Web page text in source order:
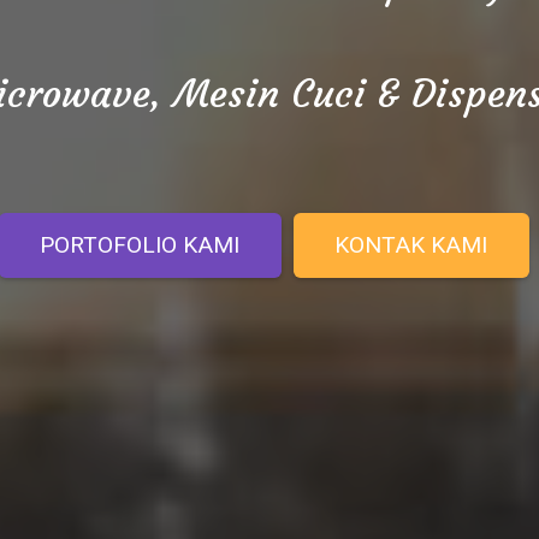
Mesin Cuci &
PORTOFOLIO KAMI KONTAK KAMI